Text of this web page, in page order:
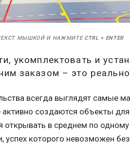
МЫШКОЙ И НАЖМИТЕ CTRL + ENTER
укомплектовать и
заказом – это
всегда выглядят самые
создаются объекты
открывать в среднем по
успех которого невозможен